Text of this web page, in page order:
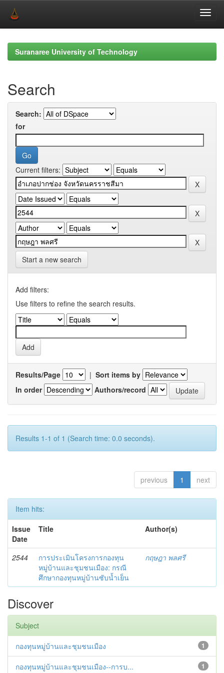
navigationSuranaree University of Technology
Search
Search:
for
Current filters:
Start a new search
Add filters:
Use filters to refine the search results.
Results/Page | Sort items by
In order
Authors/record
Results 1-1 of 1 (Search time: 0.0 seconds).
previous 1 next
Item hits:
Issue
Date
Title Author(s)
2544
การประเมินโครงการกองทุน
หมู่บ้านและชุมชนเมือง: กรณี
ศึกษากองทุนหมู่บ้านซับน้ำเย็น
กฤษฎา พลศรี
Discover
Subject
1
กองทุนหมู่บ้านและชุมชนเมือง
1
กองทุนหมู่บ้านและชุมชนเมือง--การบ...